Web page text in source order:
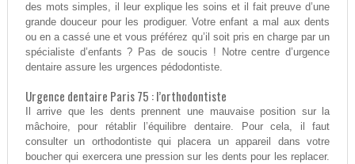
des mots simples, il leur explique les soins et il fait preuve d’une
grande douceur pour les prodiguer. Votre enfant a mal aux dents
ou en a cassé une et vous préférez qu’il soit pris en charge par un
spécialiste d’enfants ? Pas de soucis ! Notre centre d’urgence
dentaire assure les urgences pédodontiste.
Urgence dentaire Paris 75 : l’orthodontiste
Il arrive que les dents prennent une mauvaise position sur la
mâchoire, pour rétablir l’équilibre dentaire. Pour cela, il faut
consulter un orthodontiste qui placera un appareil dans votre
boucher qui exercera une pression sur les dents pour les replacer.